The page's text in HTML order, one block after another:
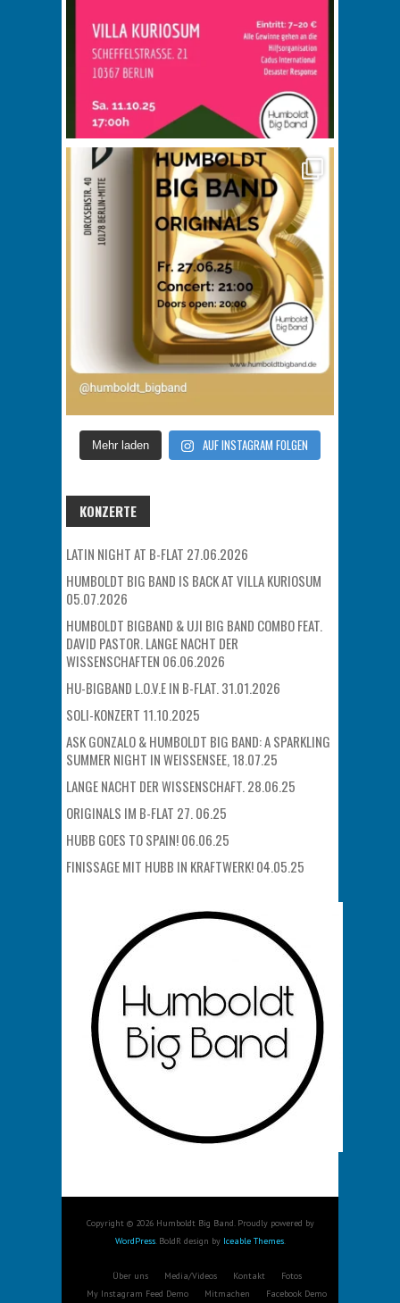
Mehr laden AUF INSTAGRAM FOLGEN
KONZERTE
LATIN NIGHT AT B-FLAT 27.06.2026
HUMBOLDT BIG BAND IS BACK AT VILLA KURIOSUM
05.07.2026
HUMBOLDT BIGBAND & UJI BIG BAND COMBO FEAT.
DAVID PASTOR. LANGE NACHT DER
WISSENSCHAFTEN 06.06.2026
HU-BIGBAND L.O.V.E IN B-FLAT. 31.01.2026
SOLI-KONZERT 11.10.2025
ASK GONZALO & HUMBOLDT BIG BAND: A SPARKLING
SUMMER NIGHT IN WEISSENSEE, 18.07.25
LANGE NACHT DER WISSENSCHAFT. 28.06.25
ORIGINALS IM B-FLAT 27. 06.25
HUBB GOES TO SPAIN! 06.06.25
FINISSAGE MIT HUBB IN KRAFTWERK! 04.05.25
Copyright © 2026 Humboldt Big Band. Proudly powered by
WordPress. BoldR design by Iceable Themes.
Über uns Media/Videos Kontakt
Fotos
My Instagram Feed Demo
Mitmachen Facebook Demo